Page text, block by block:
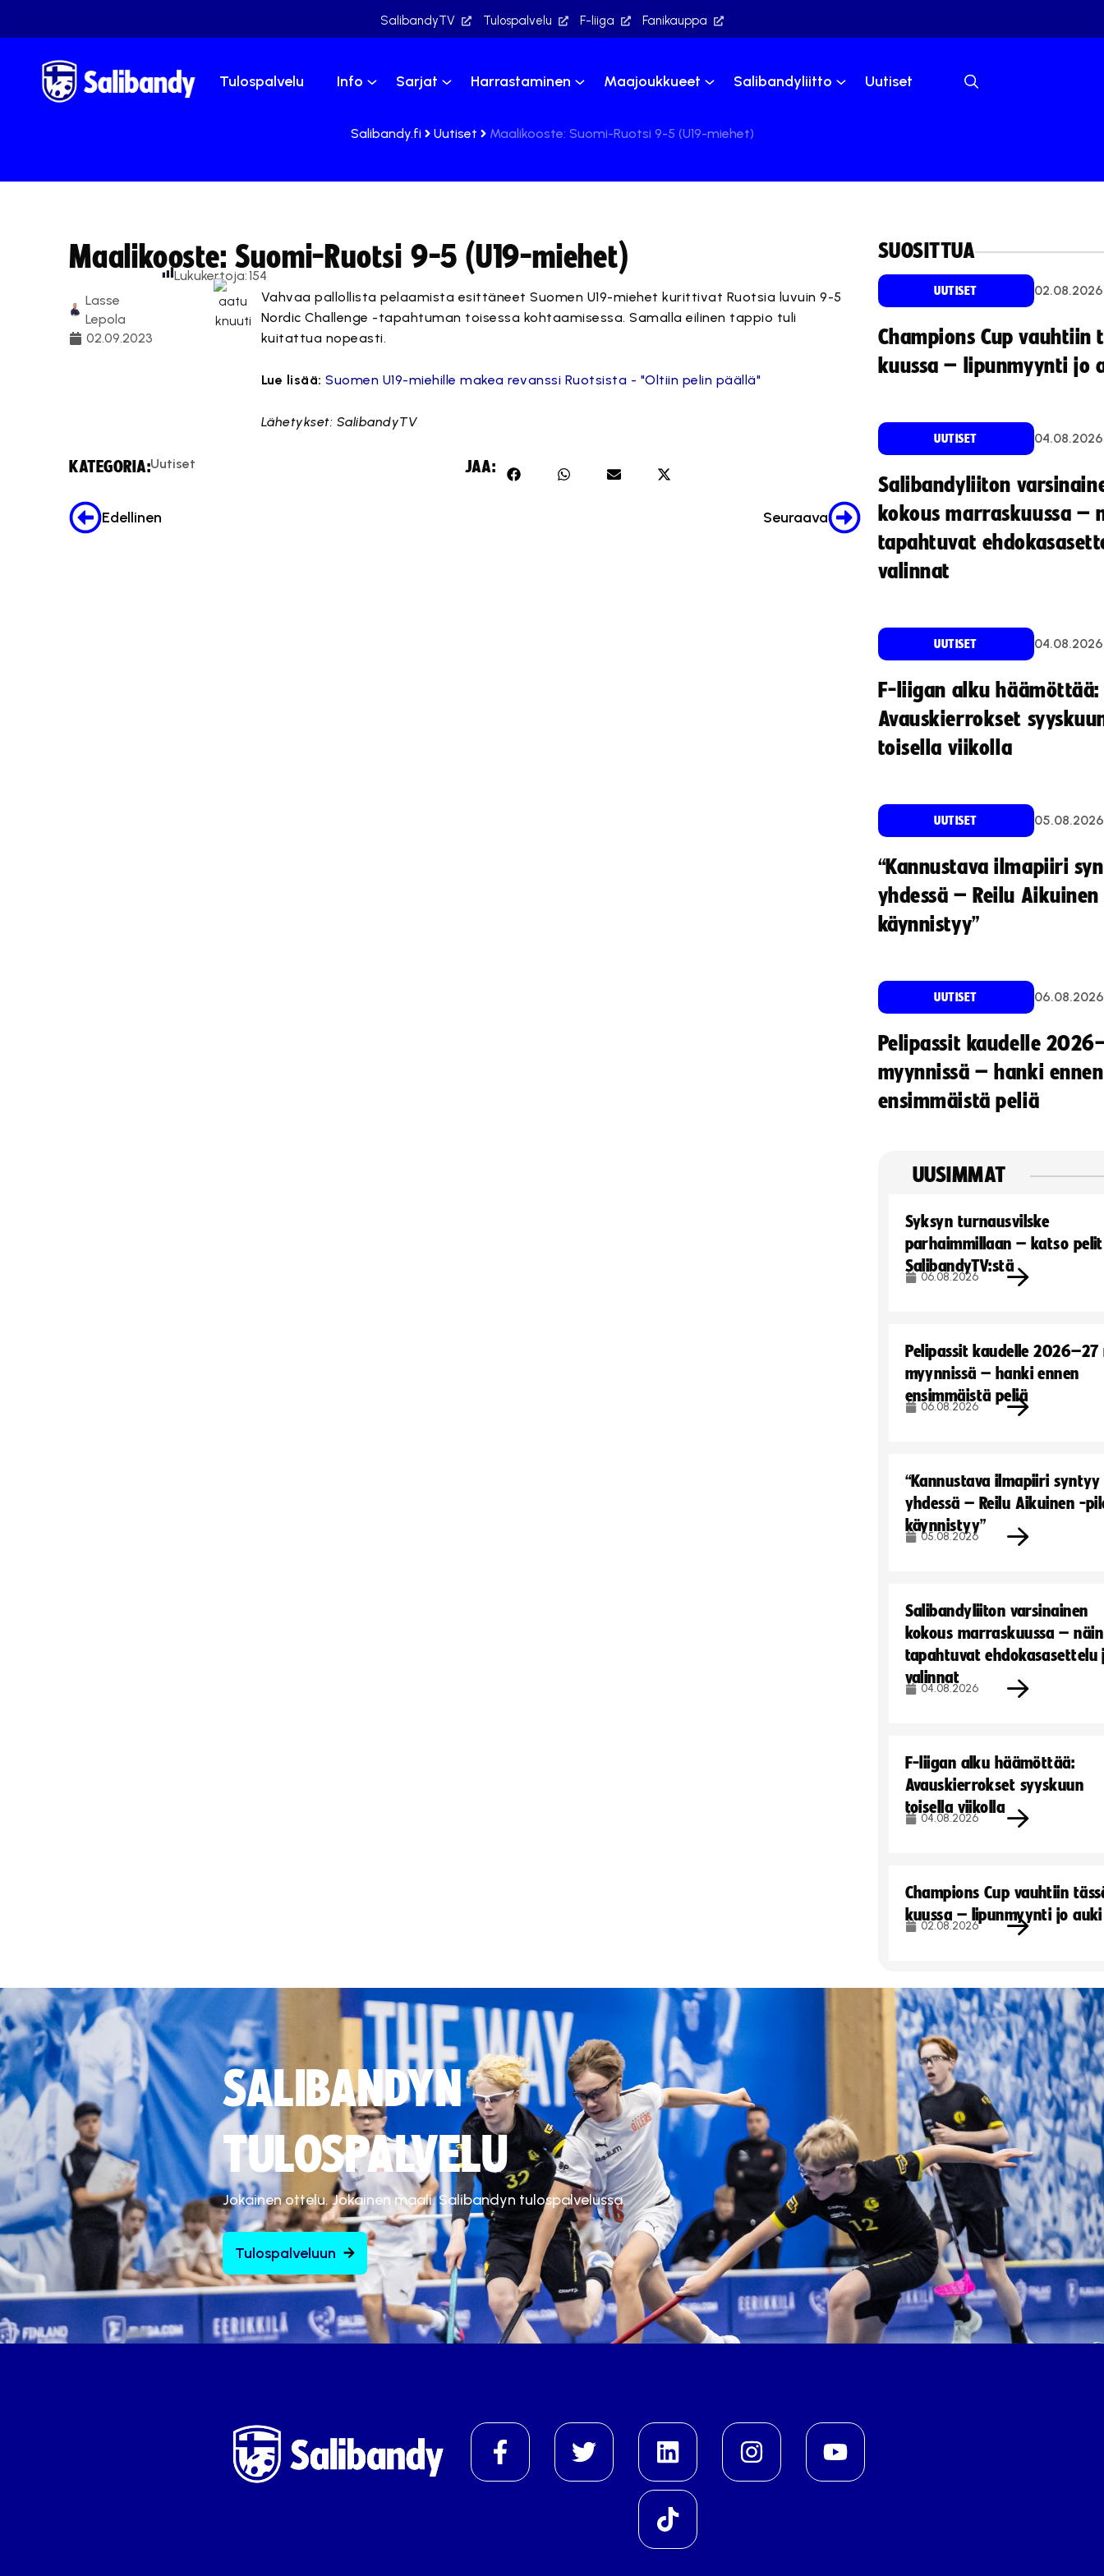
SalibandyTV Tulospalvelu F-liiga Fanikauppa
Tulospalvelu Info Sarjat Harrastaminen Maajoukkueet Salibandyliitto Uutiset
Salibandy.fi Uutiset Maalikooste: Suomi-Ruotsi 9-5 (U19-miehet)
Maalikooste: Suomi-Ruotsi 9-5 (U19-miehet)
Lasse
Lepola
02.09.2023
Lukukertoja:154
Vahvaa pallollista pelaamista esittäneet Suomen U19-miehet kurittivat Ruotsia luvuin 9-5
Nordic Challenge -tapahtuman toisessa kohtaamisessa. Samalla eilinen tappio tuli
kuitattua nopeasti.
Lue lisää: Suomen U19-miehille makea revanssi Ruotsista - "Oltiin pelin päällä"
Lähetykset: SalibandyTV
Hyväksy markkinointievästeet
KATEGORIA:Uutiset JAA:
Edellinen Seuraava
SUOSITTUA
UUTISET 02.08.2026
Champions Cup vauhtiin
kuussa – lipunmyynti jo
UUTISET 04.08.2026
Salibandyliiton
kokous marraskuussa –
tapahtuvat
valinnat
UUTISET 04.08.2026
F-liigan alku häämöttää:
Avauskierrokset
toisella viikolla
UUTISET 05.08.2026
“Kannustava ilmapiiri
yhdessä – Reilu
käynnistyy”
UUTISET 06.08.2026
Pelipassit kaudelle
myynnissä – hanki ennen
ensimmäistä peliä
UUSIMMAT
Syksyn turnausvilske
parhaimmillaan – katso pelit
SalibandyTV:stä
06.08.2026
Pelipassit kaudelle
myynnissä – hanki ennen
ensimmäistä peliä
06.08.2026
“Kannustava ilmapiiri syntyy
yhdessä – Reilu Aikuinen -
käynnistyy”
05.08.2026
Salibandyliiton varsinainen
kokous marraskuussa – näin
tapahtuvat ehdokasasettelu
valinnat
04.08.2026
F-liigan alku häämöttää:
Avauskierrokset syyskuun
toisella viikolla
04.08.2026
Champions Cup vauhtiin
kuussa – lipunmyynti jo auki
02.08.2026
SALIBANDYN
TULOSPALVELU
Jokainen ottelu. Jokainen maali. Salibandyn tulospalvelussa.
Tulospalveluun